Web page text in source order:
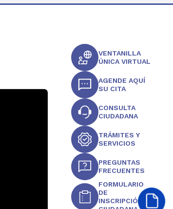
VENTANILLA
ÚNICA VIRTUAL
AGENDE AQUÍ
SU CITA
CONSULTA
CIUDADANA
TRÁMITES Y
SERVICIOS
PREGUNTAS
FRECUENTES
FORMULARIO
DE
INSCRIPCIÓN